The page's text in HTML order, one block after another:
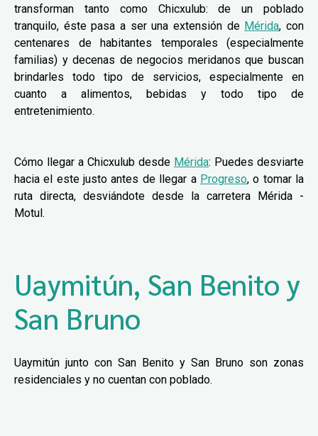
transforman tanto como Chicxulub: de un poblado
tranquilo, éste pasa a ser una extensión de Mérida, con
centenares de habitantes temporales (especialmente
familias) y decenas de negocios meridanos que buscan
brindarles todo tipo de servicios, especialmente en
cuanto a alimentos, bebidas y todo tipo de
entretenimiento.
Cómo llegar a Chicxulub desde Mérida: Puedes desviarte
hacia el este justo antes de llegar a Progreso, o tomar la
ruta directa, desviándote desde la carretera Mérida -
Motul.
Uaymitún, San Benito y
San Bruno
Uaymitún junto con San Benito y San Bruno son zonas
residenciales y no cuentan con poblado.